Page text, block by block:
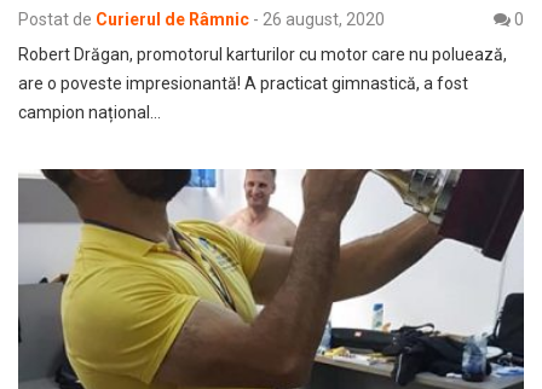
Postat de Curierul de Râmnic - 26 august, 2020
0
Robert Drăgan, promotorul karturilor cu motor care nu poluează,
are o poveste impresionantă! A practicat gimnastică, a fost
campion național…